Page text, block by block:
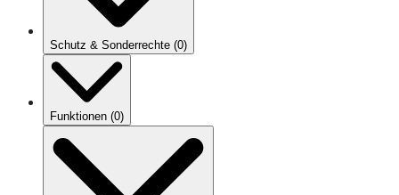
Schutz & Sonderrechte (0)
Funktionen (0)